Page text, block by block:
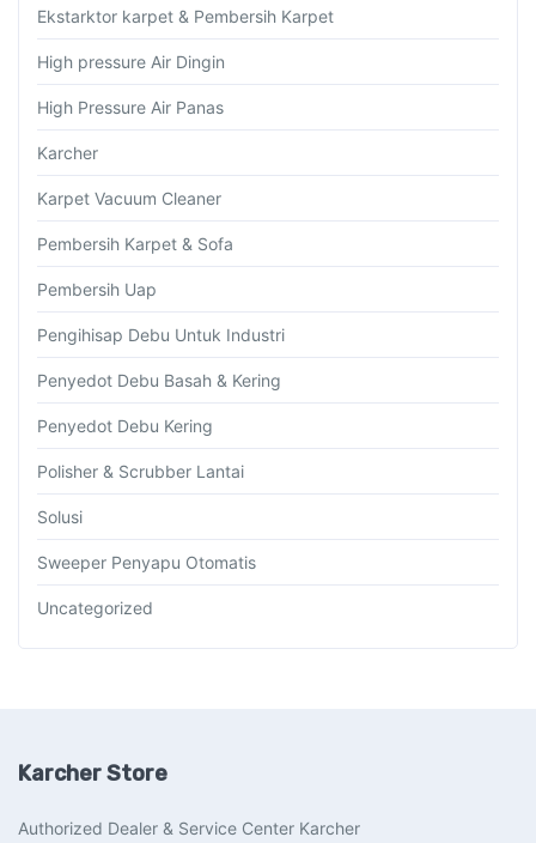
Ekstarktor karpet & Pembersih Karpet
High pressure Air Dingin
High Pressure Air Panas
Karcher
Karpet Vacuum Cleaner
Pembersih Karpet & Sofa
Pembersih Uap
Pengihisap Debu Untuk Industri
Penyedot Debu Basah & Kering
Penyedot Debu Kering
Polisher & Scrubber Lantai
Solusi
Sweeper Penyapu Otomatis
Uncategorized
Karcher Store
Authorized Dealer & Service Center Karcher